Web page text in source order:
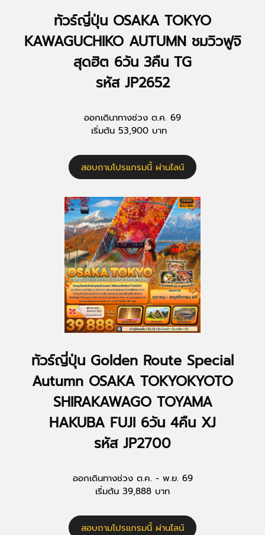
ทัวร์ญี่ปุ่น OSAKA TOKYO
KAWAGUCHIKO AUTUMN ชมวิวฟูจิ
สุดฮิต 6วัน 3คืน TG
รหัส JP2652
ออกเดินาทางช่วง ต.ค. 69
เริ่มต้น 53,900 บาท
สอบถามโปรแกรมนี้ ผ่านไลน์
ทัวร์ญี่ปุ่น Golden Route Special
Autumn OSAKA TOKYOKYOTO
SHIRAKAWAGO TOYAMA
HAKUBA FUJI 6วัน 4คืน XJ
รหัส JP2700
ออกเดินทางช่วง ต.ค. - พ.ย. 69
เริ่มต้น 39,888 บาท
สอบถามโปรแกรมนี้ ผ่านไลน์